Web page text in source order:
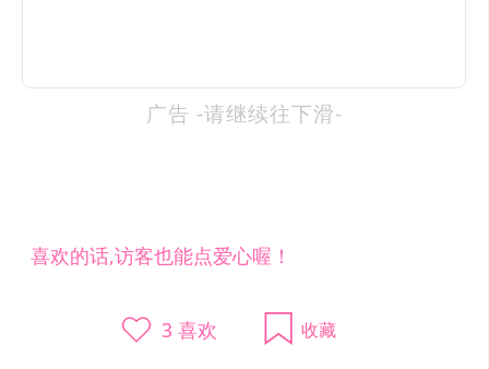
广告 -请继续往下滑-
喜欢的话,访客也能点爱心喔！
3 喜欢 收藏